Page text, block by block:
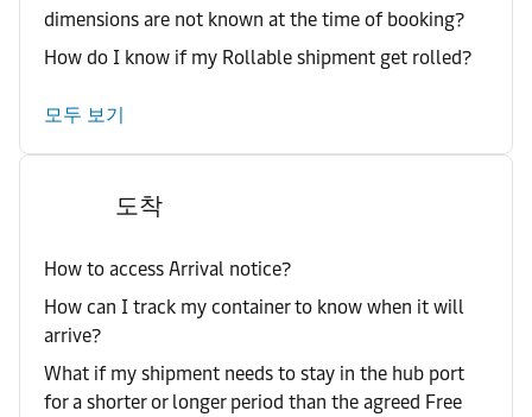
dimensions are not known at the time of booking?
How do I know if my Rollable shipment get rolled?
모두 보기
도착
How to access Arrival notice?
How can I track my container to know when it will
arrive?
What if my shipment needs to stay in the hub port
for a shorter or longer period than the agreed Free